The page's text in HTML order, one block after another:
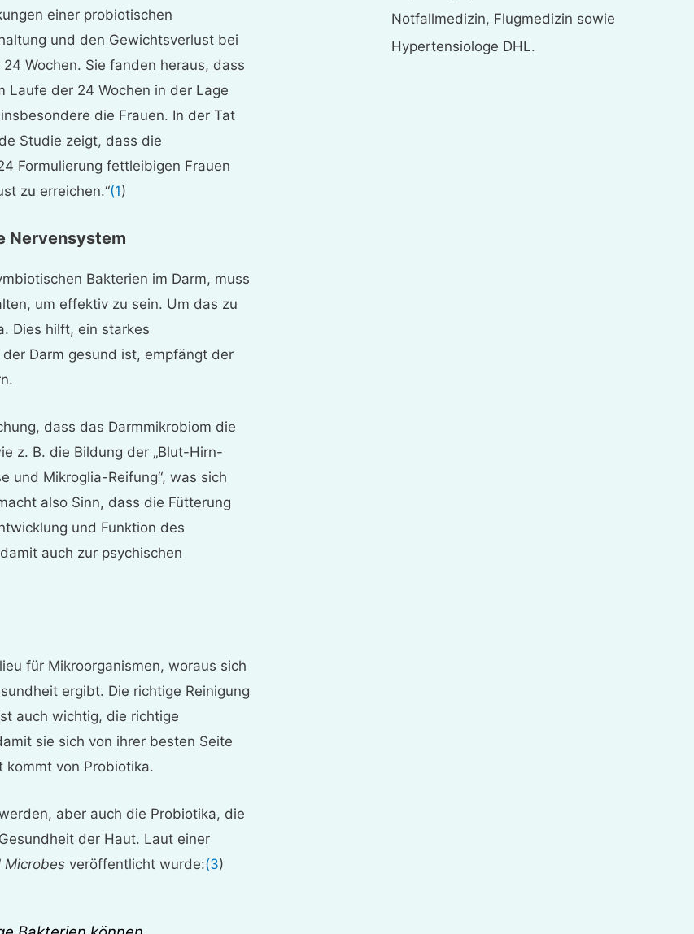
einer probiotischen
und den Gewichtsverlust bei
Wochen. Sie fanden heraus, dass
Laufe der 24 Wochen in der Lage
die Frauen. In der Tat
Studie zeigt, dass die
Formulierung fettleibigen Frauen
zu erreichen.“(1)
Nervensystem
Bakterien im Darm, muss
um effektiv zu sein. Um das zu
Dies hilft, ein starkes
Darm gesund ist, empfängt der
dass das Darmmikrobiom die
z. B. die Bildung der „Blut-Hirn-
und Mikroglia-Reifung“, was sich
also Sinn, dass die Fütterung
und Funktion des
auch zur psychischen
für Mikroorganismen, woraus sich
ergibt. Die richtige Reinigung
auch wichtig, die richtige
sie sich von ihrer besten Seite
kommt von Probiotika.
aber auch die Probiotika, die
der Haut. Laut einer
Microbes veröffentlicht wurde:(3)
Notfallmedizin, Flugmedizin sowie
Hypertensiologe DHL.